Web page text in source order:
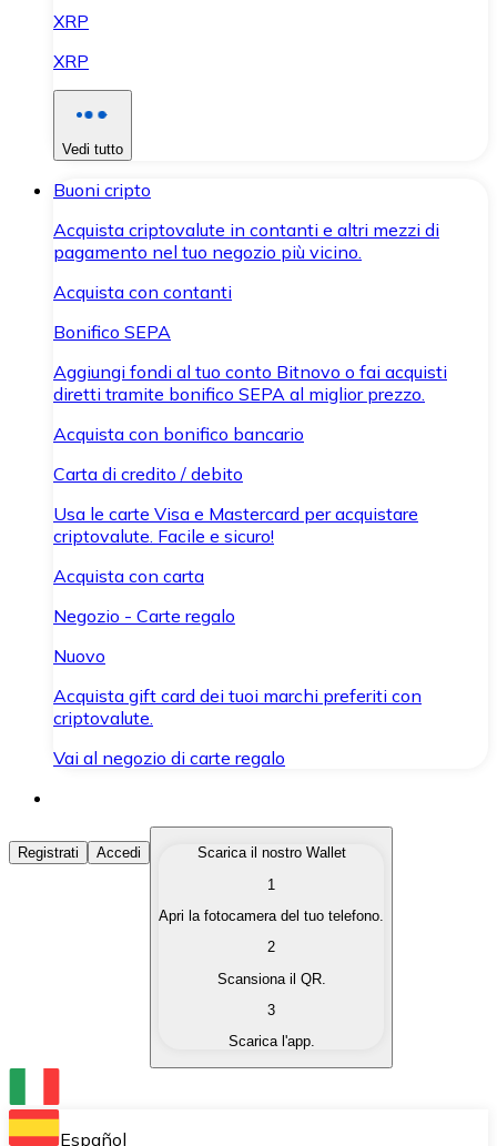
XRP
XRP
Vedi tutto
Buoni cripto
Acquista criptovalute in contanti e altri mezzi di
pagamento nel tuo negozio più vicino.
Acquista con contanti
Bonifico SEPA
Aggiungi fondi al tuo conto Bitnovo o fai acquisti
diretti tramite bonifico SEPA al miglior prezzo.
Acquista con bonifico bancario
Carta di credito / debito
Usa le carte Visa e Mastercard per acquistare
criptovalute. Facile e sicuro!
Acquista con carta
Negozio - Carte regalo
Nuovo
Acquista gift card dei tuoi marchi preferiti con
criptovalute.
Vai al negozio di carte regalo
Acquista Criptovalute
Acquista le criptovalute che ti interessano in modo
Converti le tue criptovalute in valuta fiat quando ne
Scambia una criptovaluta con un'altra
Conserva le tue cripto in un Wallet self-custodial.
Registrati Accedi
Scarica il nostro Wallet
1
Apri la fotocamera del tuo telefono.
2
Scansiona il QR.
3
Scarica l'app.
Español